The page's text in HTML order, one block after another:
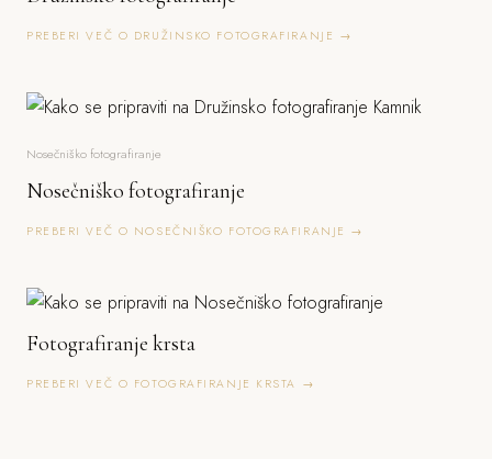
PREBERI VEČ O DRUŽINSKO FOTOGRAFIRANJE →
Nosečniško fotografiranje
Nosečniško fotografiranje
PREBERI VEČ O NOSEČNIŠKO FOTOGRAFIRANJE →
Fotografiranje krsta
PREBERI VEČ O FOTOGRAFIRANJE KRSTA →